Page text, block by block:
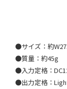
●サイズ：約
●質量：約45g
●入力定格：
●出力定格：